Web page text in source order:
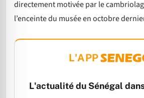
directement motivée par le
l’enceinte du musée en octobre
L'APP
L'actualité du Sénégal